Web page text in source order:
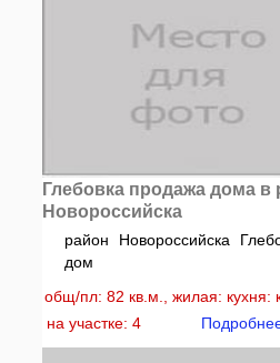
Глебовка продажа дома в
Новороссийска
район Новороссийска
дом
общ/пл: 82 кв.м., жилая: кухня:
на участке: 4